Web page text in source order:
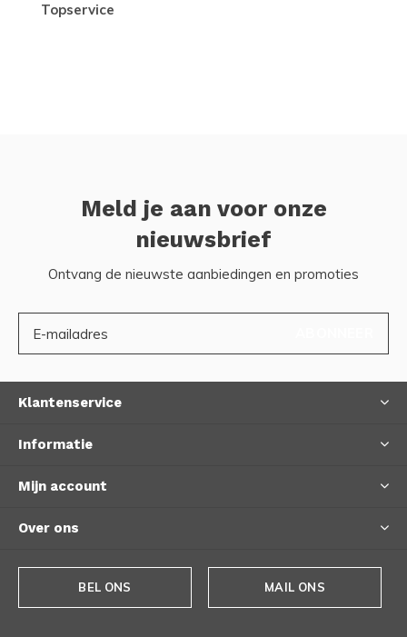
topservice
Meld je aan voor onze
nieuwsbrief
Ontvang de nieuwste aanbiedingen en promoties
Klantenservice
Informatie
Mijn account
Over ons
BEL ONS MAIL ONS